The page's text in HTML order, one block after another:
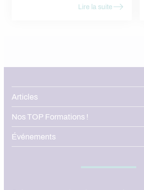
questions/réponses — comme si nous
Lire la suite
Articles
Nos TOP Formations !
Événements